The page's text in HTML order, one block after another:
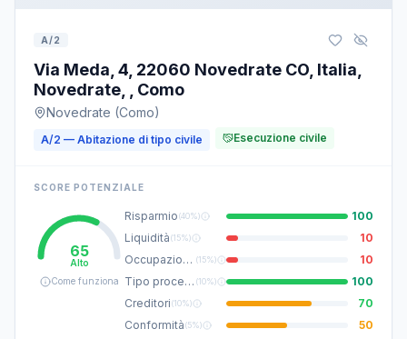
A/2
Via Meda, 4, 22060 Novedrate CO, Italia,
Novedrate, , Como
Novedrate (Como)
A/2 — Abitazione di tipo civile Esecuzione civile
SCORE POTENZIALE
65
Alto
Come funziona
Risparmio(40%)
100
Liquidità(15%)
10
Occupazione (15%)
10
Tipo procedura (10%)
100
Creditori(10%)
70
Conformità(5%)
50